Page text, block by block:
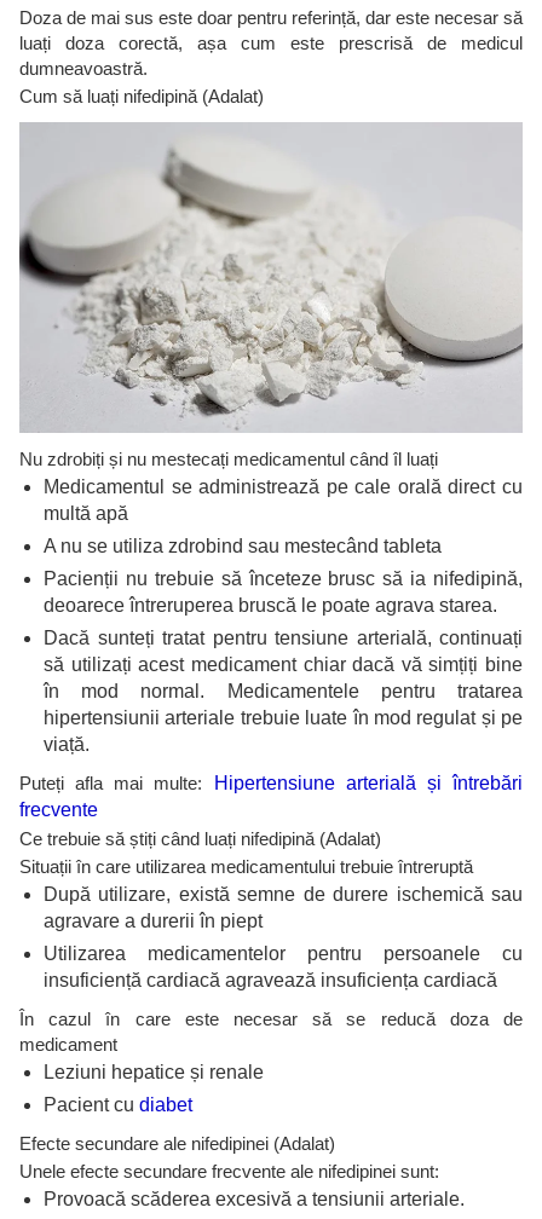
Doza de mai sus este doar pentru referință, dar este necesar să
luați doza corectă, așa cum este prescrisă de medicul
dumneavoastră.
Cum să luați nifedipină (Adalat)
Nu zdrobiți și nu mestecați medicamentul când îl luați
Medicamentul se administrează pe cale orală direct cu
multă apă
A nu se utiliza zdrobind sau mestecând tableta
Pacienții nu trebuie să înceteze brusc să ia nifedipină,
deoarece întreruperea bruscă le poate agrava starea.
Dacă sunteți tratat pentru tensiune arterială, continuați
să utilizați acest medicament chiar dacă vă simțiți bine
în mod normal. Medicamentele pentru tratarea
hipertensiunii arteriale trebuie luate în mod regulat și pe
viață.
Puteți afla mai multe:
Hipertensiune arterială și întrebări
frecvente
Ce trebuie să știți când luați nifedipină (Adalat)
Situații în care utilizarea medicamentului trebuie întreruptă
După utilizare, există semne de durere ischemică sau
agravare a durerii în piept
Utilizarea medicamentelor pentru persoanele cu
insuficiență cardiacă agravează insuficiența cardiacă
În cazul în care este necesar să se reducă doza de
medicament
Leziuni hepatice și renale
Pacient cu diabet
Efecte secundare ale nifedipinei (Adalat)
Unele efecte secundare frecvente ale nifedipinei sunt:
Provoacă scăderea excesivă a tensiunii arteriale.